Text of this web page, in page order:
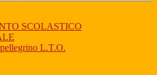
SCOLASTICO
L.T.O.